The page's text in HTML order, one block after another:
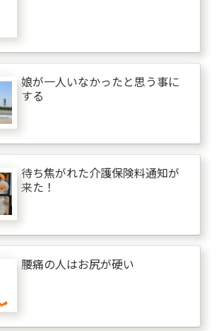
娘が一人いなかったと思う事に
する
待ち焦がれた介護保険料通知が
来た！
腰痛の人はお尻が硬い